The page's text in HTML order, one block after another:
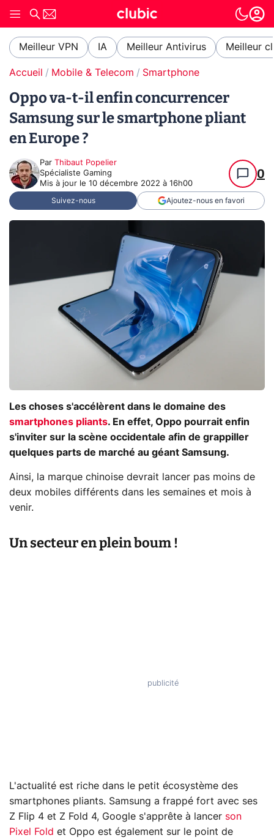
Meilleur VPN IA Meilleur Antivirus Meilleur
Accueil Mobile & Telecom Smartphone
Oppo va-t-il enfin concurrencer
Samsung sur le smartphone pliant
en Europe ?
Par Thibaut Popelier
Spécialiste Gaming
Mis à jour le 10 décembre 2022 à 16h00
0
Suivez-nous Ajoutez-nous en favori
Les choses s'accélèrent dans le domaine des
smartphones pliants. En effet, Oppo pourrait enfin
s'inviter sur la scène occidentale afin de grappiller
quelques parts de marché au géant Samsung.
Ainsi, la marque chinoise devrait lancer pas moins de
deux mobiles différents dans les semaines et mois à
venir.
Un secteur en plein boum !
L'actualité est riche dans le petit écosystème des
smartphones pliants. Samsung a frappé fort avec ses
Z Flip 4 et Z Fold 4, Google s'apprête à lancer son
Pixel Fold et Oppo est également sur le point de